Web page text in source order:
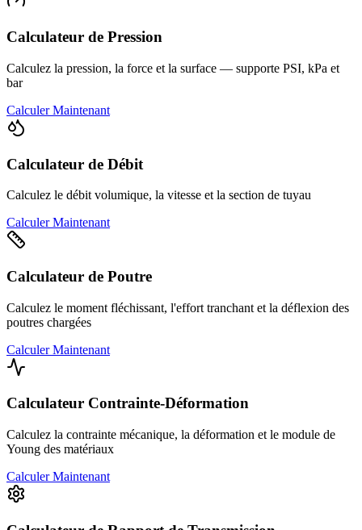
Calculateur de Pression
Calculez la pression, la force et la surface — supporte PSI, kPa et
bar
Calculer Maintenant
Calculateur de Débit
Calculez le débit volumique, la vitesse et la section de tuyau
Calculer Maintenant
Calculateur de Poutre
Calculez le moment fléchissant, l'effort tranchant et la déflexion des
poutres chargées
Calculer Maintenant
Calculateur Contrainte-Déformation
Calculez la contrainte mécanique, la déformation et le module de
Young des matériaux
Calculer Maintenant